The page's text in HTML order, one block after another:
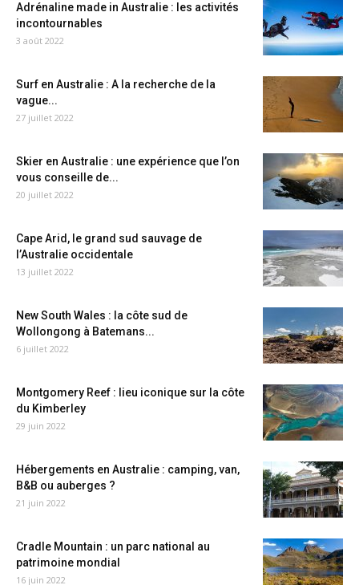
Adrénaline made in Australie : les activités
incontournables
3 août 2022
Surf en Australie : A la recherche de la
vague...
27 juillet 2022
Skier en Australie : une expérience que l’on
vous conseille de...
20 juillet 2022
Cape Arid, le grand sud sauvage de
l’Australie occidentale
13 juillet 2022
New South Wales : la côte sud de
Wollongong à Batemans...
6 juillet 2022
Montgomery Reef : lieu iconique sur la côte
du Kimberley
29 juin 2022
Hébergements en Australie : camping, van,
B&B ou auberges ?
21 juin 2022
Cradle Mountain : un parc national au
patrimoine mondial
16 juin 2022